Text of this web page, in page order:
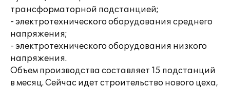
трансформаторной подстанцией;
- электротехнического оборудования среднего
напряжения;
- электротехнического оборудования низкого
напряжения.
Объем производства составляет 15 подстанций
в месяц. Сейчас идет строительство нового цеха,